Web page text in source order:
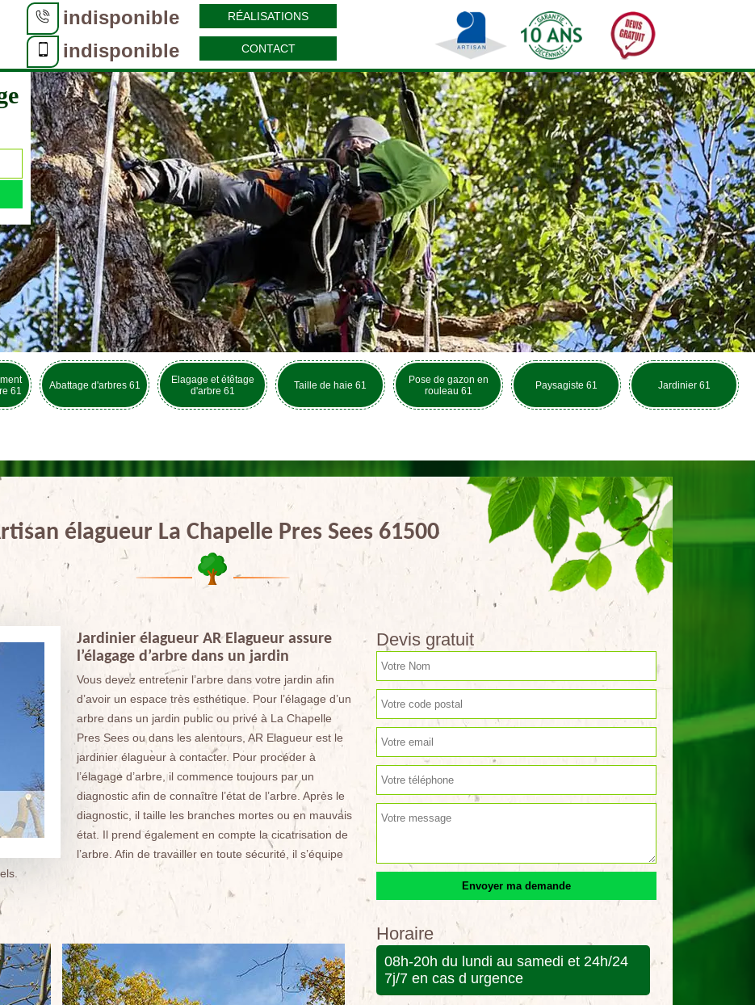
indisponible
indisponible
RÉALISATIONS
CONTACT
61
Abattage d'arbres 61
Elagage et étêtage
d'arbre 61
Taille de haie 61
Pose de gazon en
rouleau 61
Paysagiste 61 Jardinier 61
élagueur La Chapelle Pres Sees 61500
Jardinier élagueur AR Elagueur assure
l’élagage d’arbre dans un jardin
Vous devez entretenir l’arbre dans votre jardin afin
d’avoir un espace très esthétique. Pour l’élagage d’un
arbre dans un jardin public ou privé à La Chapelle
Pres Sees ou dans les alentours, AR Elagueur est le
jardinier élagueur à contacter. Pour procéder à
l’élagage d’arbre, il commence toujours par un
diagnostic afin de connaître l’état de l’arbre. Après le
diagnostic, il taille les branches mortes ou en mauvais
état. Il prend également en compte la cicatrisation de
l’arbre. Afin de travailler en toute sécurité, il s’équipe
Devis gratuit
Horaire
08h-20h du lundi au samedi et 24h/24
7j/7 en cas d urgence